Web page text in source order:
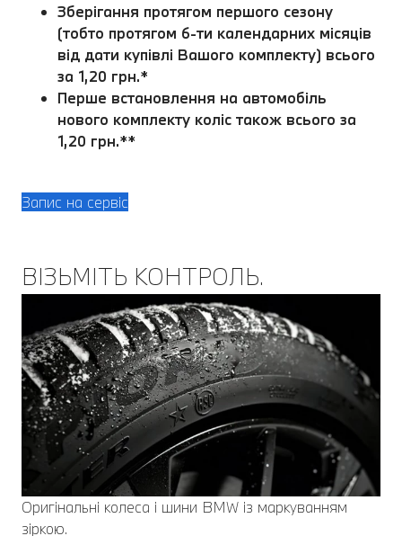
Зберігання протягом першого сезону
(тобто протягом 6-ти календарних місяців
від дати купівлі Вашого комплекту) всього
за 1,20 грн.*
Перше встановлення на автомобіль
нового комплекту коліс також всього за
1,20 грн.**
Запис на сервіс
ВІЗЬМІТЬ КОНТРОЛЬ.
Оригінальні колеса і шини BMW із маркуванням
зіркою.